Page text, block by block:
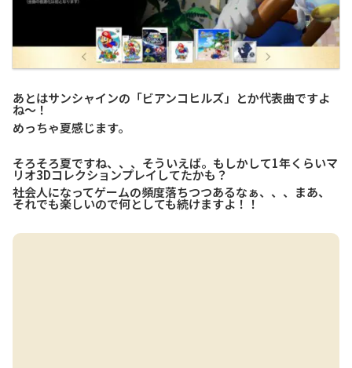
あとはサンシャインの「ビアンコヒルズ」とか代表曲ですよ
ね～！
めっちゃ夏感じます。
そろそろ夏ですね、、、そういえば。もしかして1年くらいマ
リオ3Dコレクションプレイしてたかも？
社会人になってゲームの頻度落ちつつあるなぁ、、、まあ、
それでも楽しいので何としても続けますよ！！